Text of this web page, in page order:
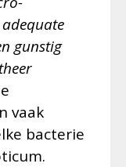
gunstig
vaak
bacterie